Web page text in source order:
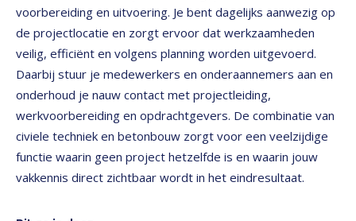
voorbereiding en uitvoering. Je bent dagelijks aanwezig op
de projectlocatie en zorgt ervoor dat werkzaamheden
veilig, efficiënt en volgens planning worden uitgevoerd.
Daarbij stuur je medewerkers en onderaannemers aan en
onderhoud je nauw contact met projectleiding,
werkvoorbereiding en opdrachtgevers. De combinatie van
civiele techniek en betonbouw zorgt voor een veelzijdige
functie waarin geen project hetzelfde is en waarin jouw
vakkennis direct zichtbaar wordt in het eindresultaat.